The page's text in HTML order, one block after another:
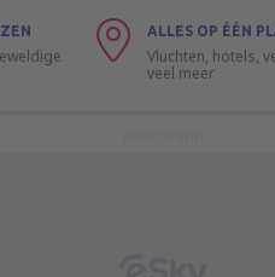
ALLES OP ÉÉN
Vluchten, hotels,
veel meer